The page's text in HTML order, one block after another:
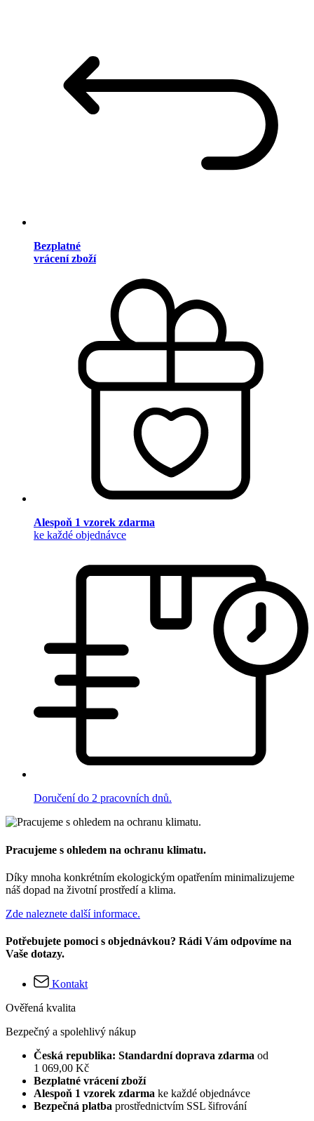
Bezplatné
vrácení zboží
Alespoň 1 vzorek zdarma
ke každé objednávce
Doručení do 2 pracovních dnů.
Pracujeme s ohledem na ochranu klimatu.
Díky mnoha konkrétním ekologickým opatřením minimalizujeme
náš dopad na životní prostředí a klima.
Zde naleznete další informace.
Potřebujete pomoci s objednávkou? Rádi Vám odpovíme na
Vaše dotazy.
Kontakt
Ověřená kvalita
Bezpečný a spolehlivý nákup
Česká republika: Standardní doprava zdarma od
1 069,00 Kč
Bezplatné vrácení zboží
Alespoň 1 vzorek zdarma ke každé objednávce
Bezpečná platba prostřednictvím SSL šifrování